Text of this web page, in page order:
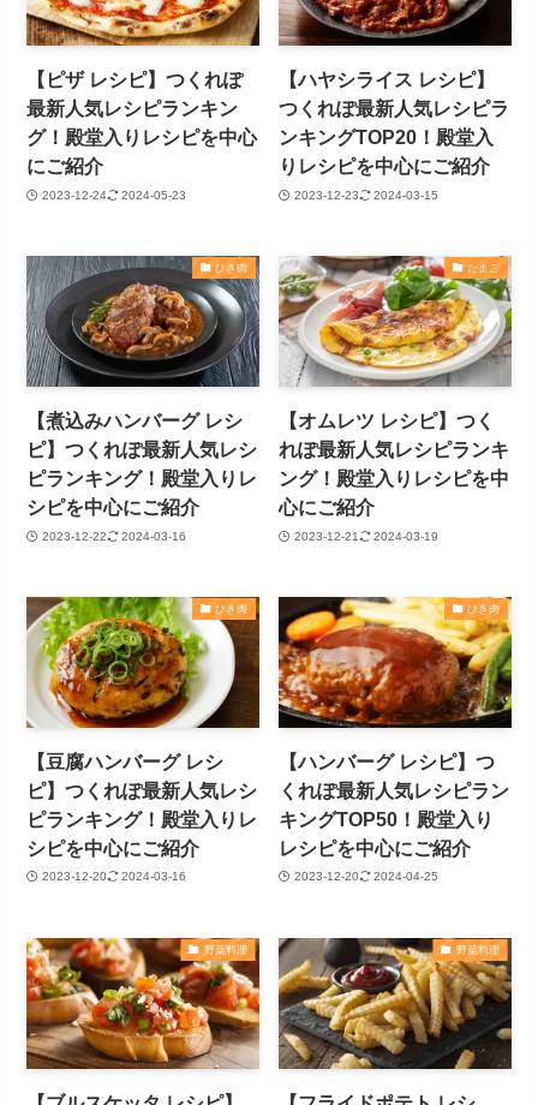
【ピザ レシピ】つくれぽ
最新人気レシピランキン
グ！殿堂入りレシピを中心
にご紹介
2023-12-24 2024-05-23
【ハヤシライス レシピ】
つくれぽ最新人気レシピラ
ンキングTOP20！殿堂入
りレシピを中心にご紹介
2023-12-23 2024-03-15
ひき肉
【煮込みハンバーグ レシ
ピ】つくれぽ最新人気レシ
ピランキング！殿堂入りレ
シピを中心にご紹介
2023-12-22 2024-03-16
たまご
【オムレツ レシピ】つく
れぽ最新人気レシピランキ
ング！殿堂入りレシピを中
心にご紹介
2023-12-21 2024-03-19
ひき肉
【豆腐ハンバーグ レシ
ピ】つくれぽ最新人気レシ
ピランキング！殿堂入りレ
シピを中心にご紹介
2023-12-20 2024-03-16
ひき肉
【ハンバーグ レシピ】つ
くれぽ最新人気レシピラン
キングTOP50！殿堂入り
レシピを中心にご紹介
2023-12-20 2024-04-25
野菜料理 野菜料理